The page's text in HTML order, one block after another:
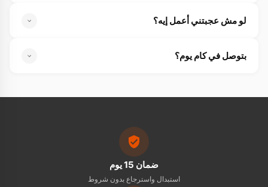
صناعي بيتقشر. ثانياً فيها بتكة زرار بتطلعلك الكارت في ثانية. ثالثاً
محفظة تانية.
لو مش عجبتني أعمل إيه؟
بتوصل في كام يوم؟
مصر.
ضمان 15 يوم
استبدال واسترجاع بدون شروط